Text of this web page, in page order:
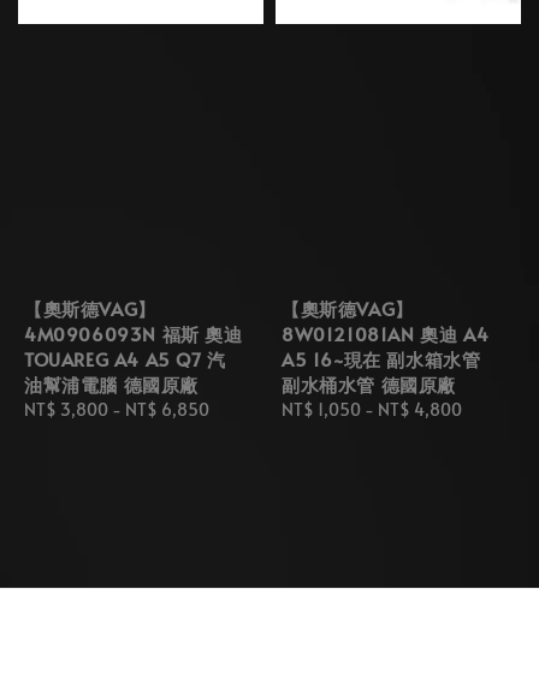
【奧斯德VAG】
4M0906093N 福斯 奧迪
TOUAREG A4 A5 Q7 汽
油幫浦電腦 德國原廠
Regular
NT$ 3,800 - NT$ 6,850
【奧斯德VAG】
8W0121081AN 奧迪 A4
A5 16~現在 副水箱水管
副水桶水管 德國原廠
Regular
NT$ 1,050 - NT$ 4,800